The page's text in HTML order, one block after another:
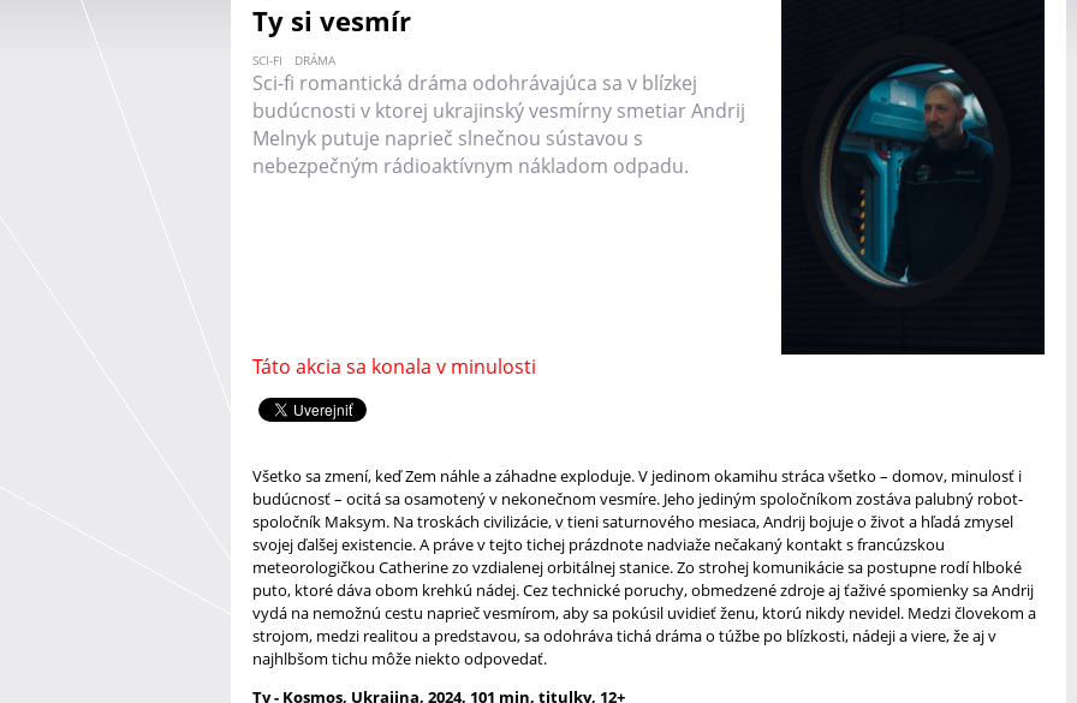
Ty si vesmír
SCI-FI DRÁMA
Sci-fi romantická dráma odohrávajúca sa v blízkej
budúcnosti v ktorej ukrajinský vesmírny smetiar Andrij
Melnyk putuje naprieč slnečnou sústavou s
nebezpečným rádioaktívnym nákladom odpadu.
Táto akcia sa konala v minulosti
Všetko sa zmení, keď Zem náhle a záhadne exploduje. V jedinom okamihu stráca všetko – domov, minulosť i
budúcnosť – ocitá sa osamotený v nekonečnom vesmíre. Jeho jediným spoločníkom zostáva palubný robot-
spoločník Maksym. Na troskách civilizácie, v tieni saturnového mesiaca, Andrij bojuje o život a hľadá zmysel
svojej ďalšej existencie. A práve v tejto tichej prázdnote nadviaže nečakaný kontakt s francúzskou
meteorologičkou Catherine zo vzdialenej orbitálnej stanice. Zo strohej komunikácie sa postupne rodí hlboké
puto, ktoré dáva obom krehkú nádej. Cez technické poruchy, obmedzené zdroje aj ťaživé spomienky sa Andrij
vydá na nemožnú cestu naprieč vesmírom, aby sa pokúsil uvidieť ženu, ktorú nikdy nevidel. Medzi človekom a
strojom, medzi realitou a predstavou, sa odohráva tichá dráma o túžbe po blízkosti, nádeji a viere, že aj v
najhlbšom tichu môže niekto odpovedať.
Ty - Kosmos, Ukrajina, 2024, 101 min, titulky, 12+